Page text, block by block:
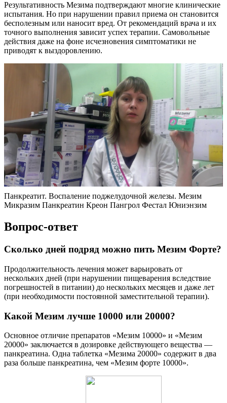
Результативность Мезима подтверждают многие клинические
испытания. Но при нарушении правил приема он становится
бесполезным или наносит вред. От рекомендаций врача и их
точного выполнения зависит успех терапии. Самовольные
действия даже на фоне исчезновения симптоматики не
приводят к выздоровлению.
Панкреатит. Воспаление поджелудочной железы. Мезим
Микразим Панкреатин Креон Пангрол Фестал Юниэнзим
Вопрос-ответ
Сколько дней подряд можно пить Мезим Форте?
Продолжительность лечения может варьировать от
нескольких дней (при нарушении пищеварения вследствие
погрешностей в питании) до нескольких месяцев и даже лет
(при необходимости постоянной заместительной терапии).
Какой Мезим лучше 10000 или 20000?
Основное отличие препаратов «Мезим 10000» и «Мезим
20000» заключается в дозировке действующего вещества —
панкреатина. Одна таблетка «Мезима 20000» содержит в два
раза больше панкреатина, чем «Мезим форте 10000».